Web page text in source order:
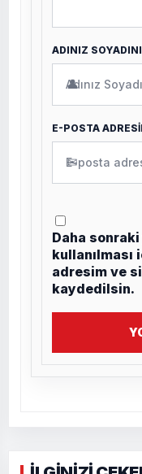
ADINIZ
👤
E-POSTA
✉
Daha
kullanılması
adresim ve
kaydedilsin.